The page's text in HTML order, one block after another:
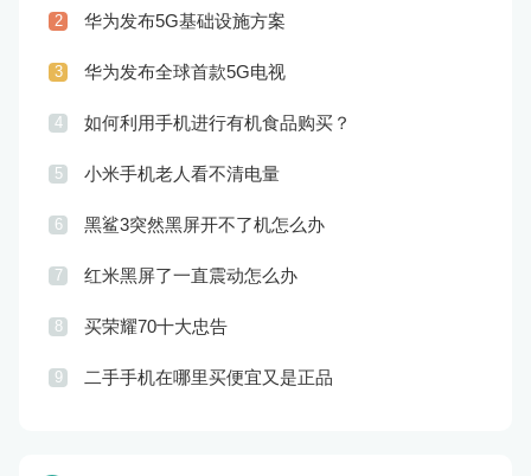
2 华为发布5G基础设施方案
3 华为发布全球首款5G电视
4 如何利用手机进行有机食品购买？
5 小米手机老人看不清电量
6 黑鲨3突然黑屏开不了机怎么办
7 红米黑屏了一直震动怎么办
8 买荣耀70十大忠告
9 二手手机在哪里买便宜又是正品